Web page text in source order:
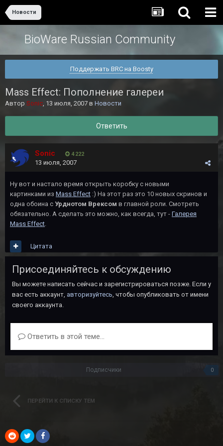
Новости
BioWare Russian Community
Поддержать BRC на Boosty
Mass Effect: Пополнение галереи
Автор Sonic, 13 июля, 2007 в Новости
Ответить
Sonic 4 222
13 июля, 2007
Ну вот и настало время открыть коробку с новыми
картинками из Mass Effect :) На этот раз это 10 новых скринов и
одна обоина с Урднотом Врексом в главной роли. Смотреть
обязательно. А сделать это можно, как всегда, тут - Галерея
Mass Effect.
Цитата
Присоединяйтесь к обсуждению
Вы можете написать сейчас и зарегистрироваться позже. Если у
вас есть аккаунт, авторизуйтесь, чтобы опубликовать от имени
своего аккаунта.
Ответить в этой теме...
Подписчики 0
ПЕРЕЙТИ К СПИСКУ ТЕМ